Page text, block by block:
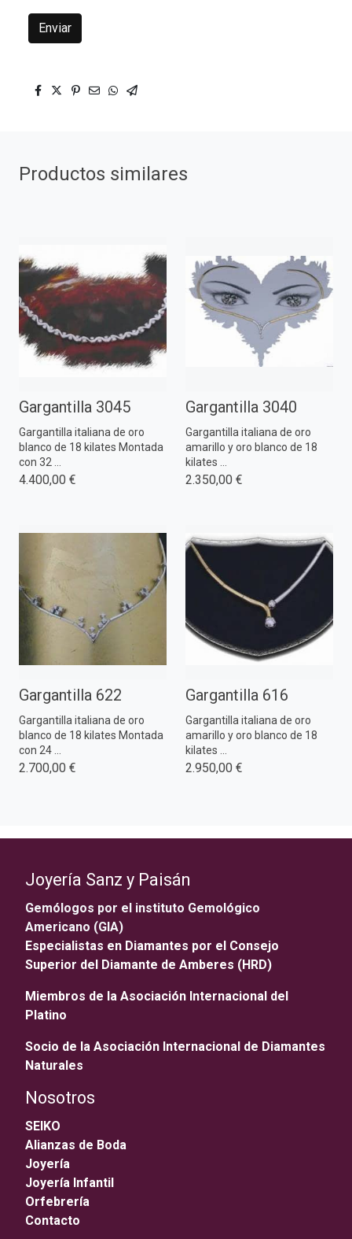
Enviar
Productos similares
Gargantilla 3045
Gargantilla italiana de oro
blanco de 18 kilates Montada
con 32 ...
4.400,00 €
Gargantilla 3040
Gargantilla italiana de oro
amarillo y oro blanco de 18
kilates ...
2.350,00 €
Gargantilla 622
Gargantilla italiana de oro
blanco de 18 kilates Montada
con 24 ...
2.700,00 €
Gargantilla 616
Gargantilla italiana de oro
amarillo y oro blanco de 18
kilates ...
2.950,00 €
Joyería Sanz y Paisán
Gemólogos por el instituto Gemológico
Americano (GIA)
Especialistas en Diamantes por el Consejo
Superior del Diamante de Amberes (HRD)
Miembros de la Asociación Internacional del
Platino
Socio de la Asociación Internacional de Diamantes
Naturales
Nosotros
SEIKO
Alianzas de Boda
Joyería
Joyería Infantil
Orfebrería
Contacto